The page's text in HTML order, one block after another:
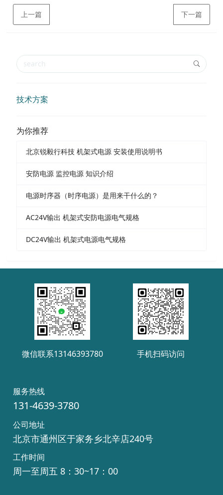
上一篇 下一篇
技术方案
为你推荐
北京锐毅行科技 机架式电源 安装使用说明书
安防电源 监控电源 知识介绍
电源时序器（时序电源）是用来干什么的？
AC24V输出 机架式安防电源电气规格
DC24V输出 机架式电源电气规格
微信联系13146393780 手机扫码访问
服务热线
131-4639-3780
公司地址
北京市通州区于家务乡北辛店240号
工作时间
周一至周五 8：30~17：00